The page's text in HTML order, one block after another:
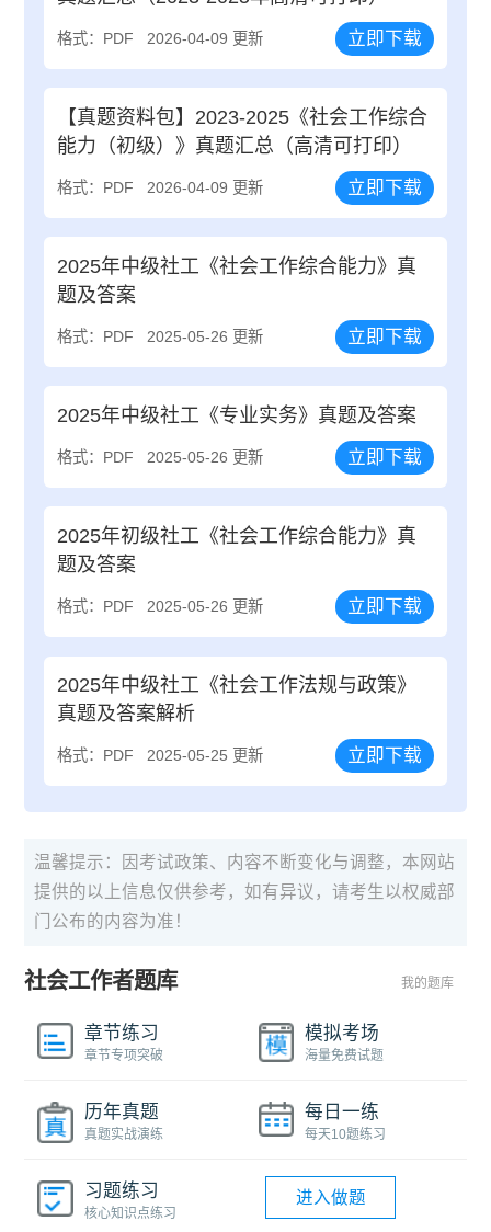
格式：PDF 2026-04-09 更新 立即下载
【真题资料包】2023-2025《社会工作综合
能力（初级）》真题汇总（高清可打印）
格式：PDF 2026-04-09 更新 立即下载
2025年中级社工《社会工作综合能力》真
题及答案
格式：PDF 2025-05-26 更新 立即下载
2025年中级社工《专业实务》真题及答案
格式：PDF 2025-05-26 更新 立即下载
2025年初级社工《社会工作综合能力》真
题及答案
格式：PDF 2025-05-26 更新 立即下载
2025年中级社工《社会工作法规与政策》
真题及答案解析
格式：PDF 2025-05-25 更新 立即下载
温馨提示：因考试政策、内容不断变化与调整，本网站
提供的以上信息仅供参考，如有异议，请考生以权威部
门公布的内容为准！
社会工作者题库 我的题库
章节练习
章节专项突破
模拟考场
海量免费试题
历年真题
真题实战演练
每日一练
每天10题练习
习题练习
核心知识点练习
进入做题